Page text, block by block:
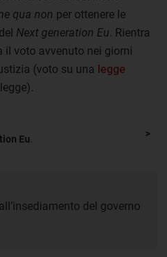
qua non per ottenere le
Next generation Eu . Rientra
il voto avvenuto nei giorni
(voto su una legge
Eu
del governo